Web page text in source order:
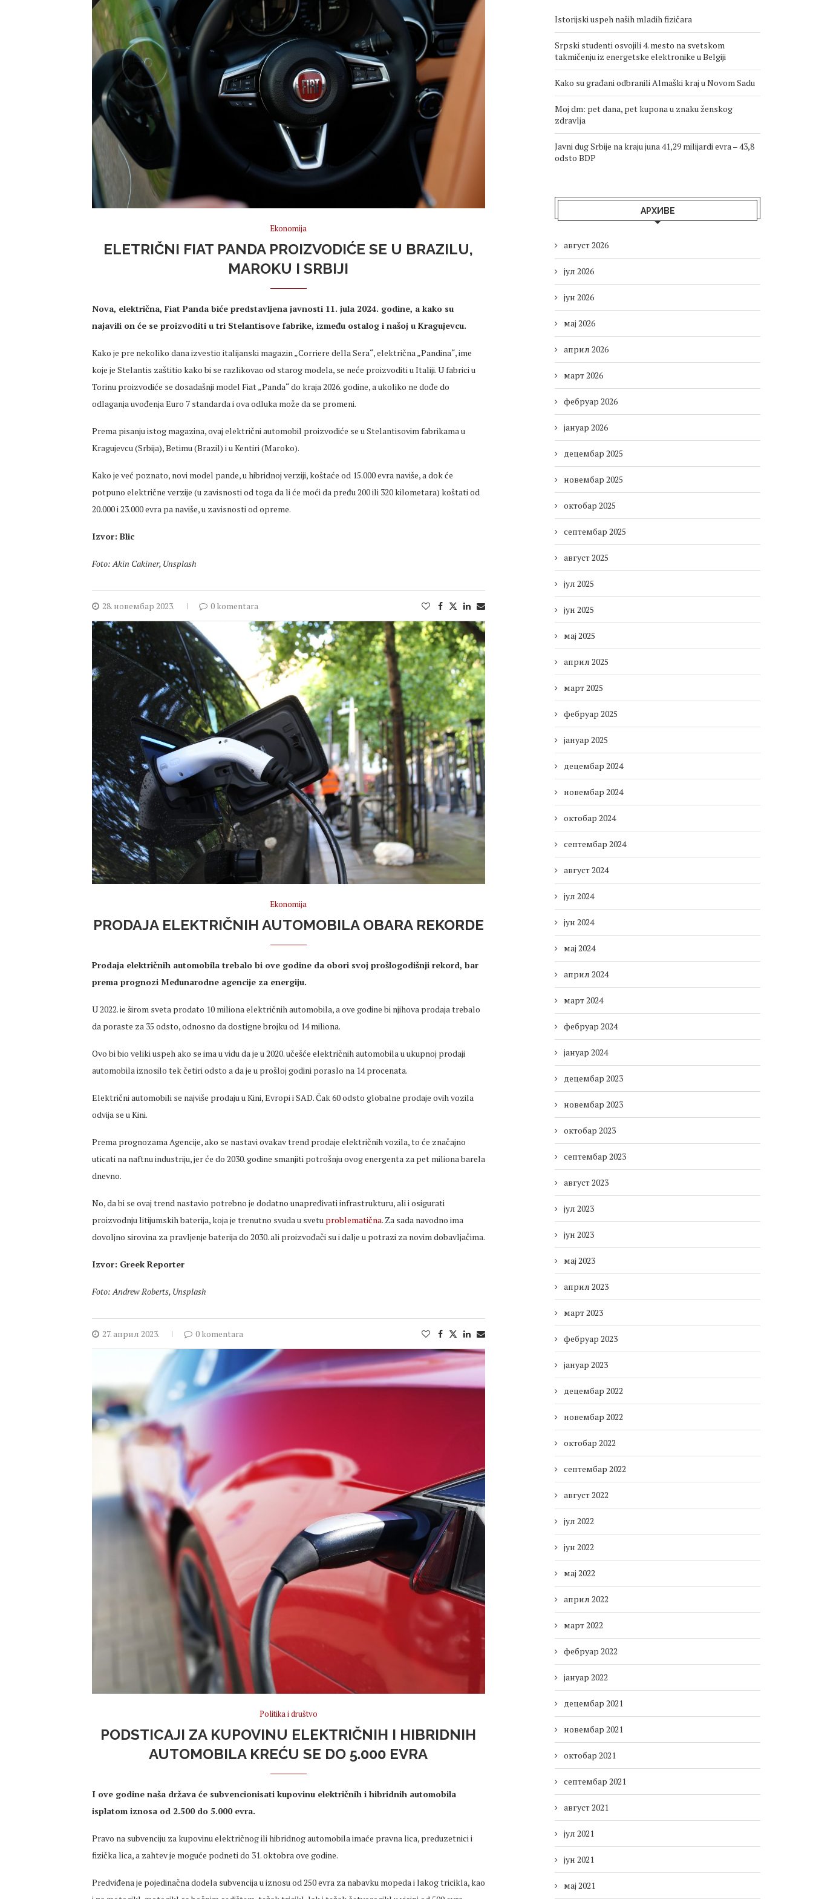
Ekonomija
ELETRIČNI FIAT PANDA PROIZVODIĆE SE U BRAZILU,
MAROKU I SRBIJI
Nova, električna, Fiat Panda biće predstavljena javnosti 11. jula 2024. godine, a kako su
najavili on će se proizvoditi u tri Stelantisove fabrike, između ostalog i našoj u Kragujevcu.
Kako je pre nekoliko dana izvestio italijanski magazin „Corriere della Sera“, električna „Pandina“, ime
koje je Stelantis zaštitio kako bi se razlikovao od starog modela, se neće proizvoditi u Italiji. U fabrici u
Torinu proizvodiće se dosadašnji model Fiat „Panda“ do kraja 2026. godine, a ukoliko ne dođe do
odlaganja uvođenja Euro 7 standarda i ova odluka može da se promeni.
Prema pisanju istog magazina, ovaj električni automobil proizvodiće se u Stelantisovim fabrikama u
Kragujevcu (Srbija), Betimu (Brazil) i u Kentiri (Maroko).
Kako je već poznato, novi model pande, u hibridnoj verziji, koštaće od 15.000 evra naviše, a dok će
potpuno električne verzije (u zavisnosti od toga da li će moći da pređu 200 ili 320 kilometara) koštati od
20.000 i 23.000 evra pa naviše, u zavisnosti od opreme.
Izvor: Blic
Foto: Akin Cakiner, Unsplash
28. новембар 2023. 0 komentara
Ekonomija
PRODAJA ELEKTRIČNIH AUTOMOBILA OBARA REKORDE
Prodaja električnih automobila trebalo bi ove godine da obori svoj prošlogodišnji rekord, bar
prema prognozi Međunarodne agencije za energiju.
U 2022. ie širom sveta prodato 10 miliona električnih automobila, a ove godine bi njihova prodaja trebalo
da poraste za 35 odsto, odnosno da dostigne brojku od 14 miliona.
Ovo bi bio veliki uspeh ako se ima u vidu da je u 2020. učešće električnih automobila u ukupnoj prodaji
automobila iznosilo tek četiri odsto a da je u prošloj godini poraslo na 14 procenata.
Električni automobili se najviše prodaju u Kini, Evropi i SAD. Čak 60 odsto globalne prodaje ovih vozila
odvija se u Kini.
Prema prognozama Agencije, ako se nastavi ovakav trend prodaje električnih vozila, to će značajno
uticati na naftnu industriju, jer će do 2030. godine smanjiti potrošnju ovog energenta za pet miliona barela
dnevno.
No, da bi se ovaj trend nastavio potrebno je dodatno unapređivati infrastrukturu, ali i osigurati
proizvodnju litijumskih baterija, koja je trenutno svuda u svetu problematična. Za sada navodno ima
dovoljno sirovina za pravljenje baterija do 2030. ali proizvođači su i dalje u potrazi za novim dobavljačima.
Izvor: Greek Reporter
Foto: Andrew Roberts, Unsplash
27. април 2023. 0 komentara
Politika i društvo
PODSTICAJI ZA KUPOVINU ELEKTRIČNIH I HIBRIDNIH
AUTOMOBILA KREĆU SE DO 5.000 EVRA
I ove godine naša država će subvencionisati kupovinu električnih i hibridnih automobila
isplatom iznosa od 2.500 do 5.000 evra.
Pravo na subvenciju za kupovinu električnog ili hibridnog automobila imaće pravna lica, preduzetnici i
fizička lica, a zahtev je moguće podneti do 31. oktobra ove godine.
Predviđena je pojedinačna dodela subvencija u iznosu od 250 evra za nabavku mopeda i lakog tricikla, kao
Istorijski uspeh naših mladih fizičara
Srpski studenti osvojili 4. mesto na svetskom
takmičenju iz energetske elektronike u Belgiji
Kako su građani odbranili Almaški kraj u Novom Sadu
Moj dm: pet dana, pet kupona u znaku ženskog
zdravlja
Javni dug Srbije na kraju juna 41,29 milijardi evra – 43,8
odsto BDP
АРХИВЕ
август 2026
јул 2026
јун 2026
мај 2026
април 2026
март 2026
фебруар 2026
јануар 2026
децембар 2025
новембар 2025
октобар 2025
септембар 2025
август 2025
јул 2025
јун 2025
мај 2025
април 2025
март 2025
фебруар 2025
јануар 2025
децембар 2024
новембар 2024
октобар 2024
септембар 2024
август 2024
јул 2024
јун 2024
мај 2024
април 2024
март 2024
фебруар 2024
јануар 2024
децембар 2023
новембар 2023
октобар 2023
септембар 2023
август 2023
јул 2023
јун 2023
мај 2023
април 2023
март 2023
фебруар 2023
јануар 2023
децембар 2022
новембар 2022
октобар 2022
септембар 2022
август 2022
јул 2022
јун 2022
мај 2022
април 2022
март 2022
фебруар 2022
јануар 2022
децембар 2021
новембар 2021
октобар 2021
септембар 2021
август 2021
јул 2021
јун 2021
мај 2021